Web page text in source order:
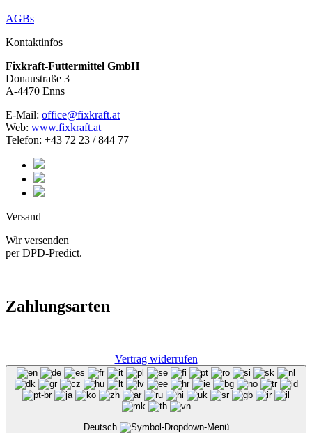
AGBs
Kontaktinfos
Fixkraft-Futtermittel GmbH
Donaustraße 3
A-4470 Enns
E-Mail: office@fixkraft.at
Web: www.fixkraft.at
Telefon: +43 72 23 / 844 77
Versand
Wir versenden
per DPD-Predict.
Zahlungsarten
Vertrag widerrufen
Deutsch